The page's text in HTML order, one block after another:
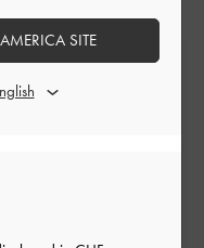
montant
SITE